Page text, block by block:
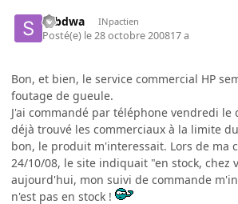
sebdwa INpactien
Posté(e) le 28 octobre 200817 a
Bon, et bien, le service commercial HP
foutage de gueule.
J'ai commandé par téléphone vendredi le
déjà trouvé les commerciaux à la limite
bon, le produit m'interessait. Lors de ma
24/10/08, le site indiquait "en stock, chez
aujourd'hui, mon suivi de commande
n'est pas en stock !